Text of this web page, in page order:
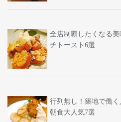
全店制覇したくなる
チトースト6選
行列無し！築地で働
朝食大人気7選